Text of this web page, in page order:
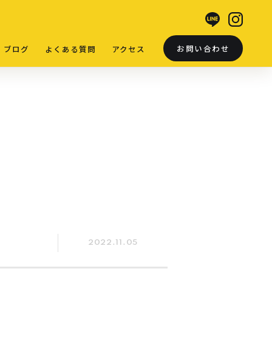
ブログ よくある質問 アクセス お問い合わせ
2022.11.05